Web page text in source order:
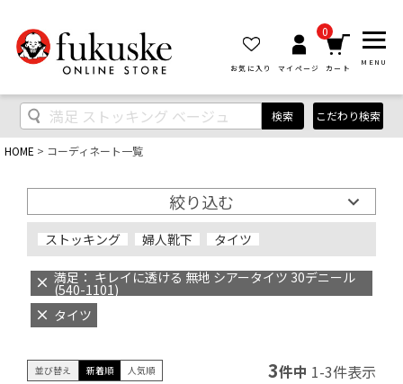
お気に入り マイページ
0
カート
MENU
検索 こだわり検索
HOME コーディネート一覧
絞り込む
ストッキング 婦人靴下 タイツ
満足： キレイに透ける 無地 シアータイツ 30デニール
(540-1101)
タイツ
並び替え 新着順 人気順 3件中 1-3件表示